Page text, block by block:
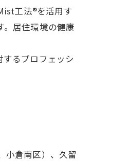
工法®︎を活用す
。居住環境の健康
るプロフェッシ
小倉南区）、久留